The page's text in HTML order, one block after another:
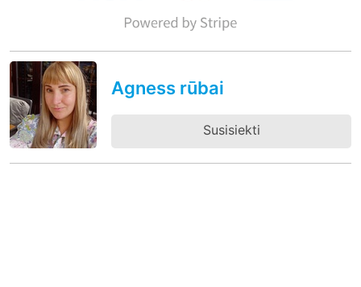
Agness rūbai
Susisiekti